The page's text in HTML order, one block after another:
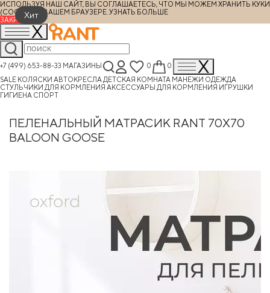
ИСПОЛЬЗУЯ НАШ САЙТ, ВЫ СОГЛАШАЕТЕСЬ, ЧТО МЫ МОЖЕМ ХРАНИТЬ КУКИ
(COOKIES) В ВАШЕМ БРАУЗЕРЕ. УЗНАТЬ БОЛЬШЕ
ЗАКРЫТЬ
+7 (499) 653-88-33 МАГАЗИНЫ 0
0
SALE КОЛЯСКИ АВТОКРЕСЛА ДЕТСКАЯ КОМНАТА МАНЕЖИ ОДЕЖДА
СТУЛЬЧИКИ ДЛЯ КОРМЛЕНИЯ АКСЕССУАРЫ ДЛЯ КОРМЛЕНИЯ ИГРУШКИ
ГИГИЕНА СПОРТ
ПЕЛЕНАЛЬНЫЙ МАТРАСИК RANT 70X70
BALOON GOOSE
Хит